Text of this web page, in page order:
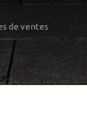
de ventes